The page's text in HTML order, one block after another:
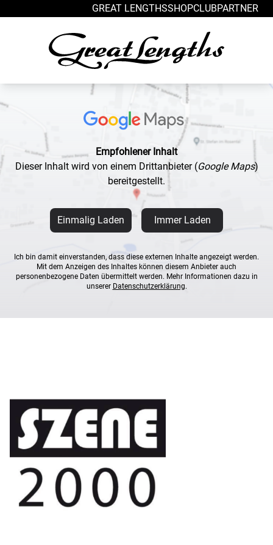
GREAT LENGTHSSHOPCLUBPARTNER
Empfohlener Inhalt
Dieser Inhalt wird von einem Drittanbieter (Google Maps)
bereitgestellt.
Einmalig Laden Immer Laden
Ich bin damit einverstanden, dass diese externen Inhalte angezeigt werden.
Mit dem Anzeigen des Inhaltes können diesem Anbieter auch
personenbezogene Daten übermittelt werden. Mehr Informationen dazu in
unserer Datenschutzerklärung.